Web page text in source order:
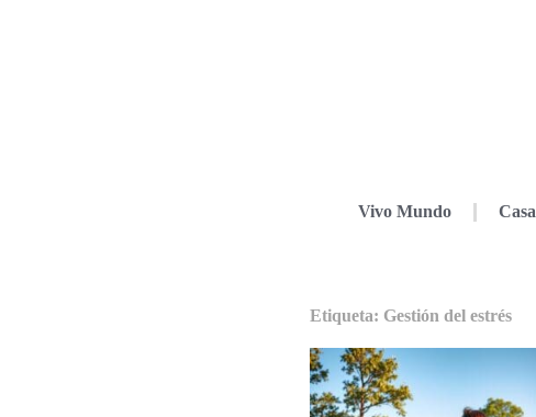
Vivo Mundo Casa
Etiqueta: Gestión del estrés